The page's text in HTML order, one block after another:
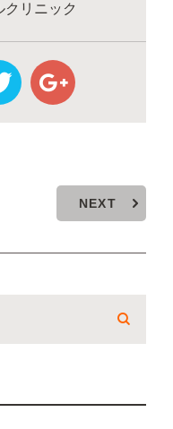
リニック
NEXT